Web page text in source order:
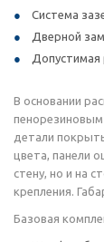
Система
Дверной
Допустимая
В основании
детали
цвета, панели
стену, но и на
крепления.
Базовая